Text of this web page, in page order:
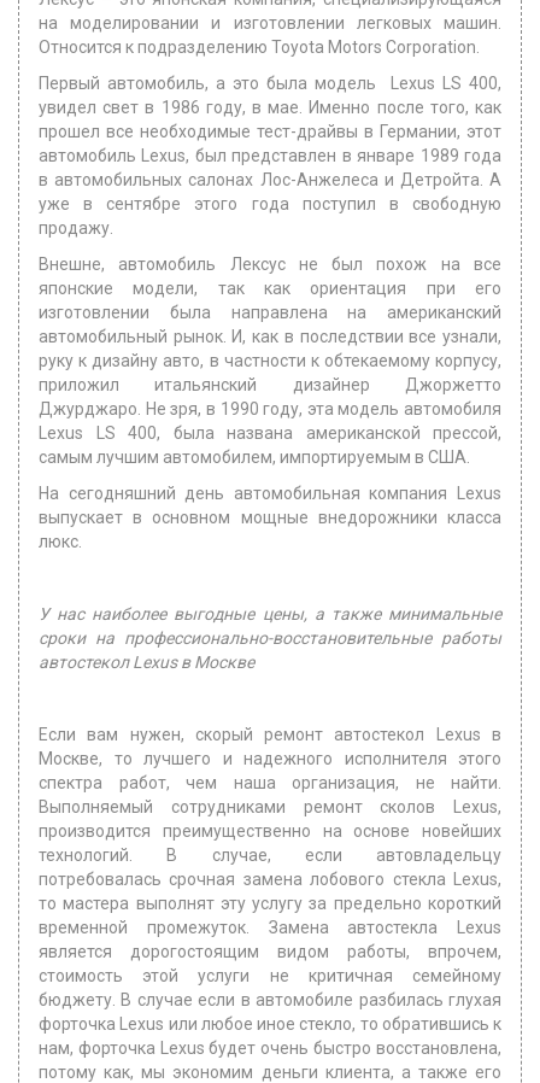
на моделировании и изготовлении легковых машин.
Относится к подразделению Toyota Motors Corporation.
Первый автомобиль, а это была модель Lexus LS 400,
увидел свет в 1986 году, в мае. Именно после того, как
прошел все необходимые тест-драйвы в Германии, этот
автомобиль Lexus, был представлен в январе 1989 года
в автомобильных салонах Лос-Анжелеса и Детройта. А
уже в сентябре этого года поступил в свободную
продажу.
Внешне, автомобиль Лексус не был похож на все
японские модели, так как ориентация при его
изготовлении была направлена на американский
автомобильный рынок. И, как в последствии все узнали,
руку к дизайну авто, в частности к обтекаемому корпусу,
приложил итальянский дизайнер Джоржетто
Джурджаро. Не зря, в 1990 году, эта модель автомобиля
Lexus LS 400, была названа американской прессой,
самым лучшим автомобилем, импортируемым в США.
На сегодняшний день автомобильная компания Lexus
выпускает в основном мощные внедорожники класса
люкс.
У нас наиболее выгодные цены, а также минимальные
сроки на профессионально-восстановительные работы
автостекол Lexus в Москве
Если вам нужен, скорый ремонт автостекол Lexus в
Москве, то лучшего и надежного исполнителя этого
спектра работ, чем наша организация, не найти.
Выполняемый сотрудниками ремонт сколов Lexus,
производится преимущественно на основе новейших
технологий. В случае, если автовладельцу
потребовалась срочная замена лобового стекла Lexus,
то мастера выполнят эту услугу за предельно короткий
временной промежуток. Замена автостекла Lexus
является дорогостоящим видом работы, впрочем,
стоимость этой услуги не критичная семейному
бюджету. В случае если в автомобиле разбилась глухая
форточка Lexus или любое иное стекло, то обратившись к
нам, форточка Lexus будет очень быстро восстановлена,
потому как, мы экономим деньги клиента, а также его